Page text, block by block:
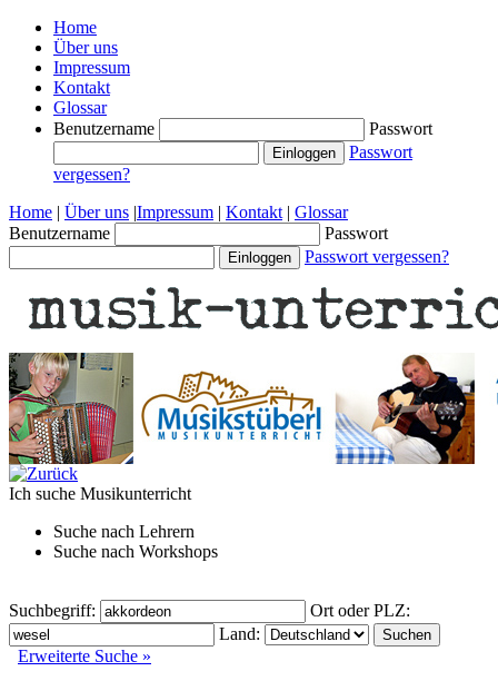
Home
Über uns
Impressum
Kontakt
Glossar
Benutzername
Passwort
Passwort
vergessen?
Home | Über uns |Impressum | Kontakt | Glossar
Benutzername
Passwort
Passwort vergessen?
Ich suche Musikunterricht
Suche nach Lehrern
Suche nach Workshops
Suchbegriff:
Ort oder PLZ:
Land:
Erweiterte Suche »